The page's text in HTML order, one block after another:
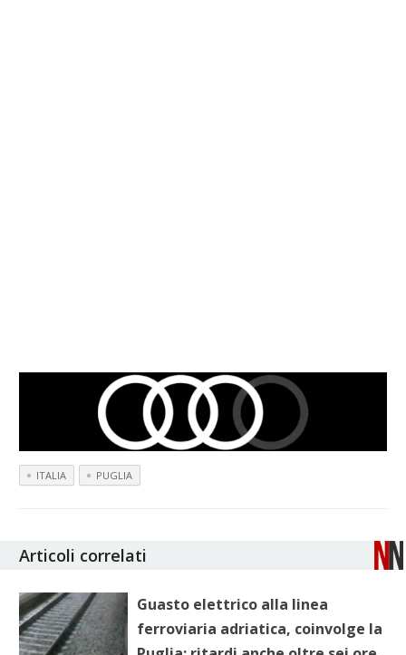
ITALIA PUGLIA
Articoli correlati
Guasto elettrico alla linea
ferroviaria adriatica, coinvolge la